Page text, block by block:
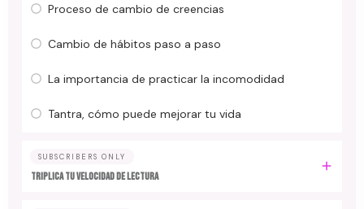
Proceso de cambio de creencias
Cambio de hábitos paso a paso
La importancia de practicar la incomodidad
Tantra, cómo puede mejorar tu vida
SUBSCRIBERS ONLY
TRIPLICA TU VELOCIDAD DE LECTURA